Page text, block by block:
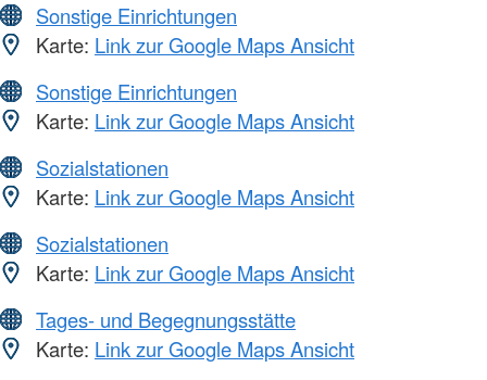
Sonstige Einrichtungen
Karte: Link zur Google Maps Ansicht
Sonstige Einrichtungen
Karte: Link zur Google Maps Ansicht
Sozialstationen
Karte: Link zur Google Maps Ansicht
Sozialstationen
Karte: Link zur Google Maps Ansicht
Tages- und Begegnungsstätte
Karte: Link zur Google Maps Ansicht